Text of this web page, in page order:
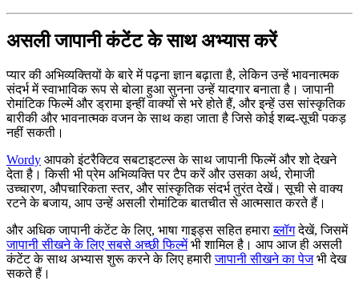
असली जापानी कंटेंट के साथ अभ्यास करें
प्यार की अभिव्यक्तियों के बारे में पढ़ना ज्ञान बढ़ाता है, लेकिन उन्हें भावनात्मक
संदर्भ में स्वाभाविक रूप से बोला हुआ सुनना उन्हें यादगार बनाता है। जापानी
रोमांटिक फिल्में और ड्रामा इन्हीं वाक्यों से भरे होते हैं, और इन्हें उस सांस्कृतिक
बारीकी और भावनात्मक वजन के साथ कहा जाता है जिसे कोई शब्द-सूची पकड़
नहीं सकती।
Wordy आपको इंटरैक्टिव सबटाइटल्स के साथ जापानी फिल्में और शो देखने
देता है। किसी भी प्रेम अभिव्यक्ति पर टैप करें और उसका अर्थ, रोमाजी
उच्चारण, औपचारिकता स्तर, और सांस्कृतिक संदर्भ तुरंत देखें। सूची से वाक्य
रटने के बजाय, आप उन्हें असली रोमांटिक बातचीत से आत्मसात करते हैं।
और अधिक जापानी कंटेंट के लिए, भाषा गाइड्स सहित हमाराब्लॉगदेखें, जिसमें
जापानी सीखने के लिए सबसे अच्छी फिल्मेंभी शामिल है। आप आज ही असली
कंटेंट के साथ अभ्यास शुरू करने के लिए हमारीजापानी सीखने का पेजभी देख
सकते हैं।